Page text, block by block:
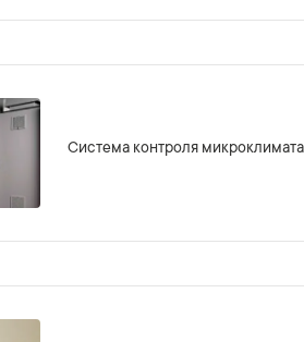
Система контроля